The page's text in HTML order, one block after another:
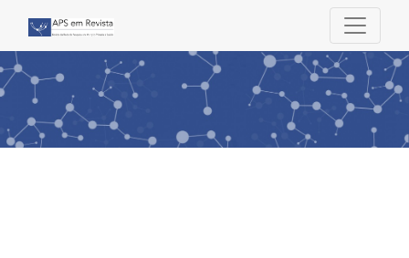
APS EM REVISTA